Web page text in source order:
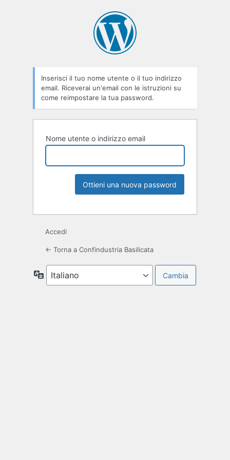
Inserisci il tuo nome utente o il tuo indirizzo
email. Riceverai un'email con le istruzioni su
come reimpostare la tua password.
Nome utente o indirizzo email
Accedi
← Torna a Confindustria Basilicata
Lingua